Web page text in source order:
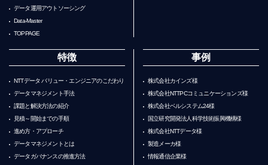
データ運用アウトソーシング
Data-Master
TOPPAGE
特徴
NTTデータ バリュー・エンジニアのこだわり
データマネジメント手法
課題と解決方法の紹介
見積～開始までの手順
進め方・アプローチ
データマネジメントとは
データガバナンスの推進方法
事例
株式会社カインズ様
株式会社NTTPCコミュニケーションズ様
株式会社ベルシステム24様
国立研究開発法人科学技術振興機構様
株式会社NTTデータ様
製造メーカ様
情報通信企業様